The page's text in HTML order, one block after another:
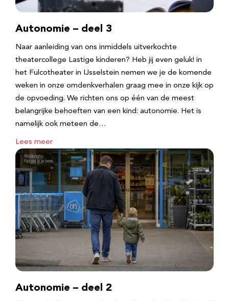
Autonomie – deel 3
Naar aanleiding van ons inmiddels uitverkochte
theatercollege Lastige kinderen? Heb jij even geluk! in
het Fulcotheater in IJsselstein nemen we je de komende
weken in onze omdenkverhalen graag mee in onze kijk op
de opvoeding. We richten ons op één van de meest
belangrijke behoeften van een kind: autonomie. Het is
namelijk ook meteen de…
Lees meer
Autonomie – deel 2